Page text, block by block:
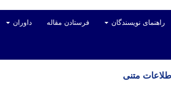
راهنمای نویسندگان فرستادن مقاله داوران
متنی